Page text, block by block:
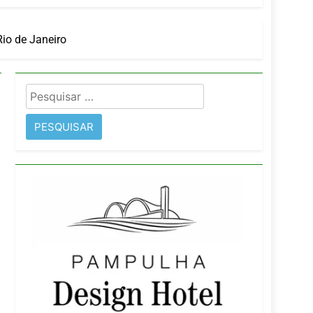
e fortalece infraestrutura
de Janeiro
Pesquisar
por: